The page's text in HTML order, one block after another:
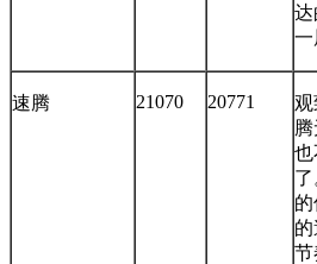
达
一
速腾 21070 20771
观
也
节